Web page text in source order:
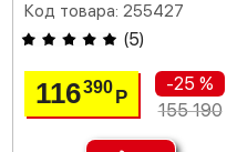
Код товара: 255427
(5)
116390 Р
-25 %
155 190